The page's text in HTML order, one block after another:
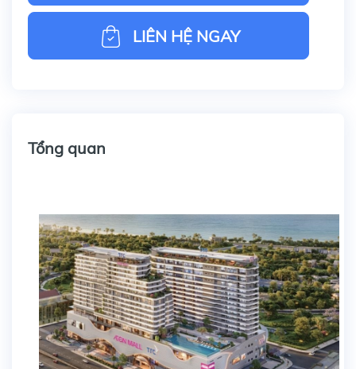
LIÊN HỆ NGAY
Tổng quan